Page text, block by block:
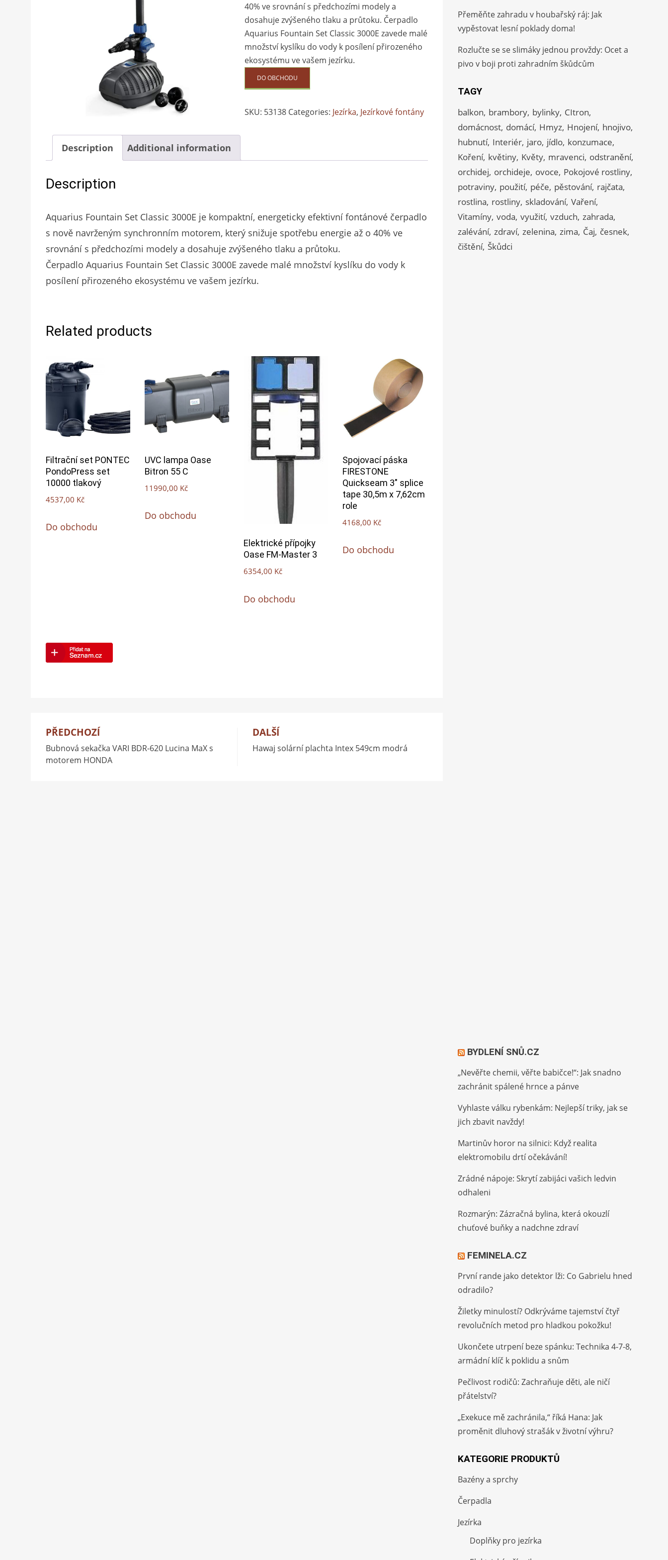
40% ve srovnání s předchozími modely a
dosahuje zvýšeného tlaku a průtoku. Čerpadlo
Aquarius Fountain Set Classic 3000E zavede malé
množství kyslíku do vody k posílení přirozeného
ekosystému ve vašem jezírku.
DO OBCHODU
SKU: 53138 Categories: Jezírka, Jezírkové fontány
Description Additional information
Description
Aquarius Fountain Set Classic 3000E je kompaktní, energeticky efektivní fontánové čerpadlo
s nově navrženým synchronním motorem, který snižuje spotřebu energie až o 40% ve
srovnání s předchozími modely a dosahuje zvýšeného tlaku a průtoku.
Čerpadlo Aquarius Fountain Set Classic 3000E zavede malé množství kyslíku do vody k
posílení přirozeného ekosystému ve vašem jezírku.
Related products
Filtrační set PONTEC
PondoPress set
10000 tlakový
4537,00 Kč
Do obchodu
UVC lampa Oase
Bitron 55 C
11990,00 Kč
Do obchodu
Elektrické přípojky
Oase FM-Master 3
6354,00 Kč
Do obchodu
Spojovací páska
FIRESTONE
Quickseam 3″ splice
tape 30,5m x 7,62cm
role
4168,00 Kč
Do obchodu
Navigace
pro
PŘEDCHOZÍ
Bubnová sekačka VARI BDR-620 Lucina MaX s
motorem HONDA
DALŠÍ
Hawaj solární plachta Intex 549cm modrá
Přeměňte zahradu v houbařský ráj: Jak
vypěstovat lesní poklady doma!
Rozlučte se se slimáky jednou provždy: Ocet a
pivo v boji proti zahradním škůdcům
TAGY
balkon brambory bylinky CItron
domácnost domácí Hmyz Hnojení hnojivo
hubnutí Interiér jaro jídlo konzumace
Koření květiny Květy mravenci odstranění
orchidej orchideje ovoce Pokojové rostliny
potraviny použití péče pěstování rajčata
rostlina rostliny skladování Vaření
Vitamíny voda využití vzduch zahrada
zalévání zdraví zelenina zima Čaj česnek
čištění Škůdci
BYDLENÍ SNŮ.CZ
„Nevěřte chemii, věřte babičce!“: Jak snadno
zachránit spálené hrnce a pánve
Vyhlaste válku rybenkám: Nejlepší triky, jak se
jich zbavit navždy!
Martinův horor na silnici: Když realita
elektromobilu drtí očekávání!
Zrádné nápoje: Skrytí zabijáci vašich ledvin
odhaleni
Rozmarýn: Zázračná bylina, která okouzlí
chuťové buňky a nadchne zdraví
FEMINELA.CZ
První rande jako detektor lži: Co Gabrielu hned
odradilo?
Žiletky minulostí? Odkrýváme tajemství čtyř
revolučních metod pro hladkou pokožku!
Ukončete utrpení beze spánku: Technika 4-7-8,
armádní klíč k poklidu a snům
Pečlivost rodičů: Zachraňuje děti, ale ničí
přátelství?
„Exekuce mě zachránila,“ říká Hana: Jak
proměnit dluhový strašák v životní výhru?
KATEGORIE PRODUKTŮ
Bazény a sprchy
Čerpadla
Jezírka
Doplňky pro jezírka